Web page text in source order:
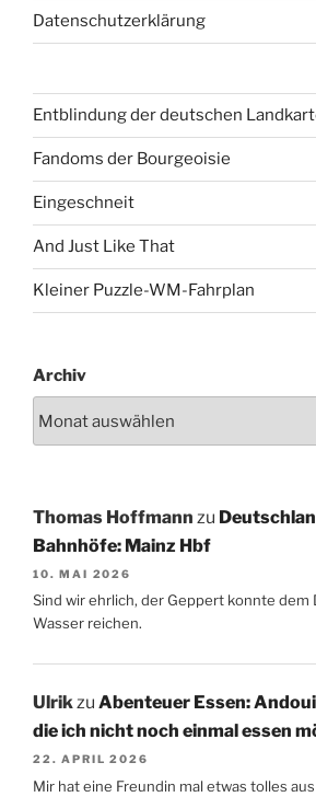
Datenschutzerklärung
Entblindung der deutschen
Fandoms der Bourgeoisie
Eingeschneit
And Just Like That
Kleiner Puzzle-WM-Fahrplan
Archiv
Thomas Hoffmann zu
Bahnhöfe: Mainz Hbf
10. MAI 2026
Sind wir ehrlich, der Geppert konnte dem
Wasser reichen.
Ulrikzu Abenteuer Essen:
die ich nicht noch einmal essen
22. APRIL 2026
Mir hat eine Freundin mal etwas tolles